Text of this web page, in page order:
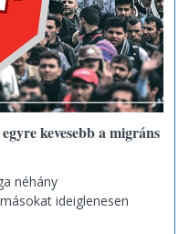
kevesebb a migráns
néhány
ideiglenesen